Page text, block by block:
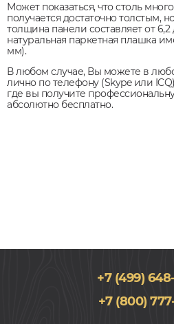
Может показаться, что столь
получается достаточно толстым,
толщина панели составляет от
натуральная паркетная плашка
мм).
В любом случае, Вы можете в
лично по телефону (Skype или
где вы получите
абсолютно бесплатно.
+7 (499)
+7 (800)